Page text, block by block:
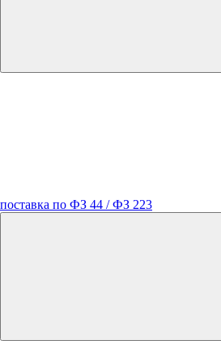
поставка по ФЗ 44 / ФЗ 223